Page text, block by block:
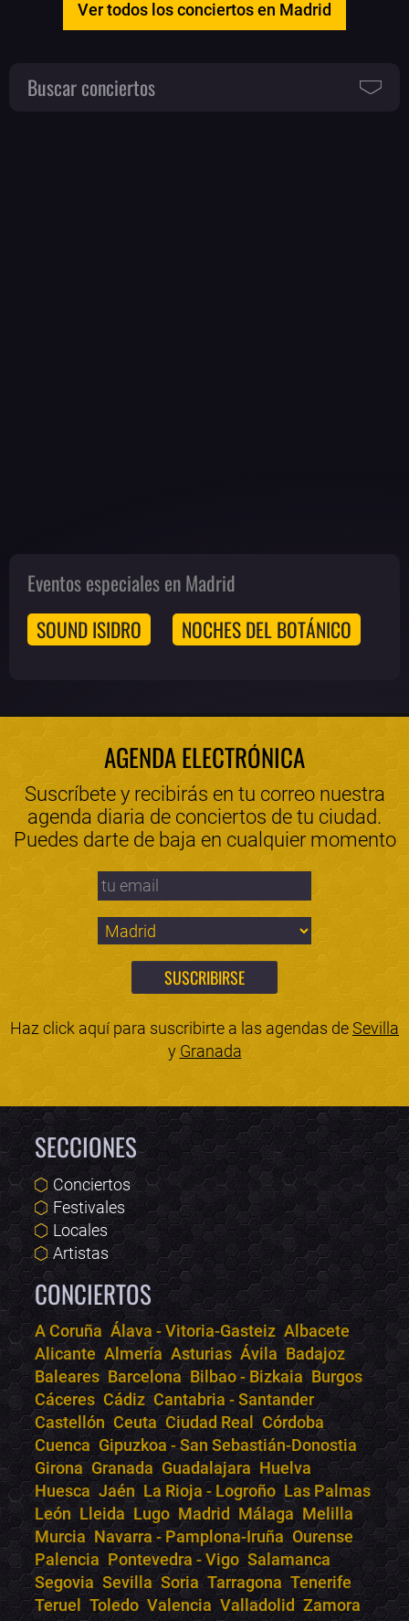
Ver todos los conciertos en Madrid
Buscar conciertos
Eventos especiales en Madrid
SOUND ISIDRO
NOCHES DEL BOTÁNICO
AGENDA ELECTRÓNICA
Suscríbete y recibirás en tu correo nuestra
agenda diaria de conciertos de tu ciudad.
Puedes darte de baja en cualquier momento
Haz click aquí para suscribirte a las agendas deSevilla
y Granada
SECCIONES
Conciertos
Festivales
Locales
Artistas
CONCIERTOS
A Coruña Álava - Vitoria-Gasteiz Albacete
Alicante Almería Asturias Ávila Badajoz
Baleares Barcelona Bilbao - Bizkaia Burgos
Cáceres Cádiz Cantabria - Santander
Castellón Ceuta Ciudad Real
Córdoba
Cuenca Gipuzkoa - San Sebastián-Donostia
Girona Granada Guadalajara Huelva
Huesca Jaén La Rioja - Logroño Las Palmas
León Lleida Lugo Madrid Málaga Melilla
Murcia Navarra - Pamplona-Iruña Ourense
Palencia Pontevedra - Vigo Salamanca
Segovia Sevilla Soria Tarragona Tenerife
Teruel
Toledo Valencia Valladolid Zamora
Bololoco · conciertos.club
Online · Te ayudo a encontrar conciertos